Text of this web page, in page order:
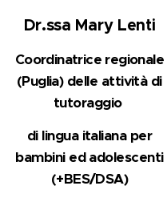
Dr.ssa Mary Lenti
Coordinatrice regionale
(Puglia) delle attività di
tutoraggio
di lingua italiana per
bambini ed adolescenti
(+BES/DSA)